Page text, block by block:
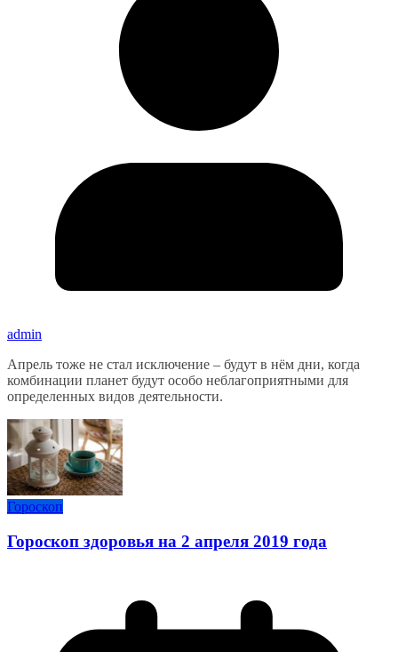
admin
Апрель тоже не стал исключение – будут в нём дни, когда
комбинации планет будут особо неблагоприятными для
определенных видов деятельности.
Гороскоп
Гороскоп здоровья на 2 апреля 2019 года